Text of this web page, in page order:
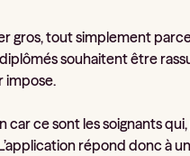
gros, tout simplement parce
souhaitent être
impose.
car ce sont les soignants
répond donc à